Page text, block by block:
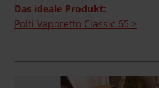
Das ideale Produkt:
Polti Vaporetto Classic 65 >